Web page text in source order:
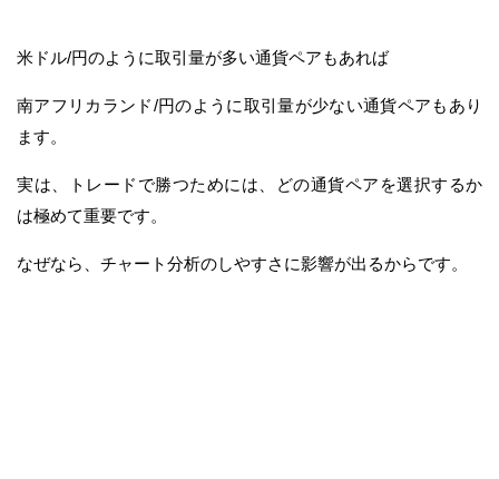
米ドル/円のように取引量が多い通貨ペアもあれば
南アフリカランド/円のように取引量が少ない通貨ペアもあり
ます。
実は、トレードで勝つためには、どの通貨ペアを選択するか
は極めて重要です。
なぜなら、チャート分析のしやすさに影響が出るからです。